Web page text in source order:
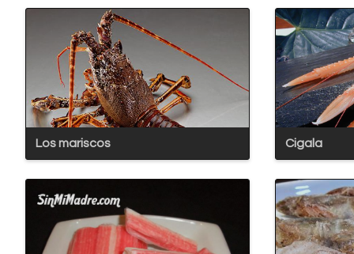
Los mariscos Cigala